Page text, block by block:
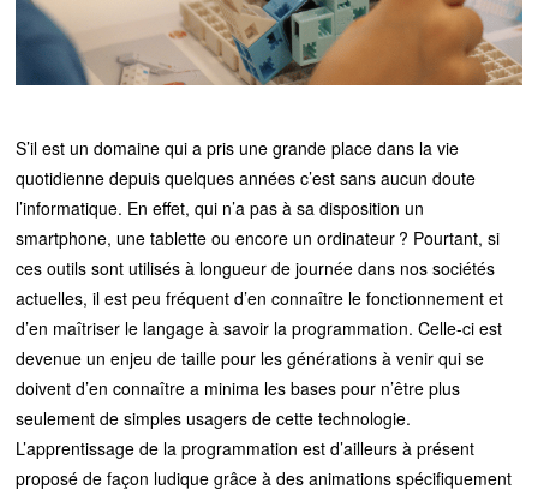
S’il est un domaine qui a pris une grande place dans la vie
quotidienne depuis quelques années c’est sans aucun doute
l’informatique. En effet, qui n’a pas à sa disposition un
smartphone, une tablette ou encore un ordinateur ? Pourtant, si
ces outils sont utilisés à longueur de journée dans nos sociétés
actuelles, il est peu fréquent d’en connaître le fonctionnement et
d’en maîtriser le langage à savoir la programmation. Celle-ci est
devenue un enjeu de taille pour les générations à venir qui se
doivent d’en connaître a minima les bases pour n’être plus
seulement de simples usagers de cette technologie.
L’apprentissage de la programmation est d’ailleurs à présent
proposé de façon ludique grâce à des animations spécifiquement